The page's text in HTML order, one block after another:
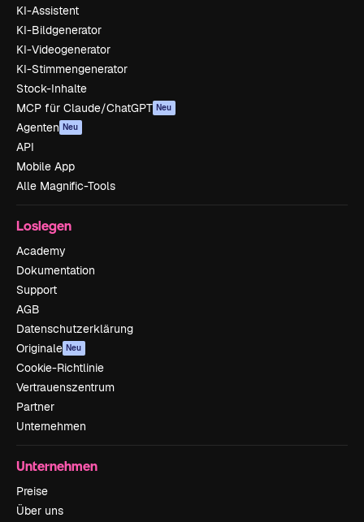
KI-Assistent
KI-Bildgenerator
KI-Videogenerator
KI-Stimmengenerator
Stock-Inhalte
MCP für Claude/ChatGPT Neu
Agenten Neu
API
Mobile App
Alle Magnific-Tools
Loslegen
Academy
Dokumentation
Support
AGB
Datenschutzerklärung
Originale Neu
Cookie-Richtlinie
Vertrauenszentrum
Partner
Unternehmen
Unternehmen
Preise
Über uns